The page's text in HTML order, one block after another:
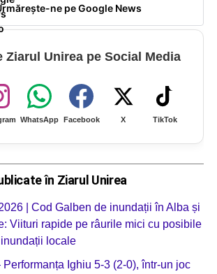
ne pe Google News
Ziarul Unirea pe Social Media
WhatsApp Facebook X TikTok
în Ziarul Unirea
| Cod Galben de inundații în Alba și
Viituri rapide pe râurile mici cu posibile
locale
Performanța Ighiu 5-3 (2-0), într-un joc